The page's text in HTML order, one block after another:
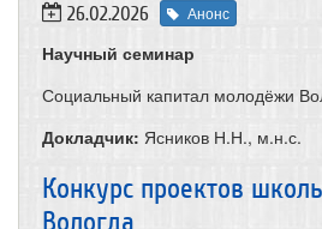
26.02.2026 Анонс
Научный семинар
Социальный капитал молодёжи
Докладчик: Ясников Н.Н., м.н.с.
Конкурс проектов
Вологда